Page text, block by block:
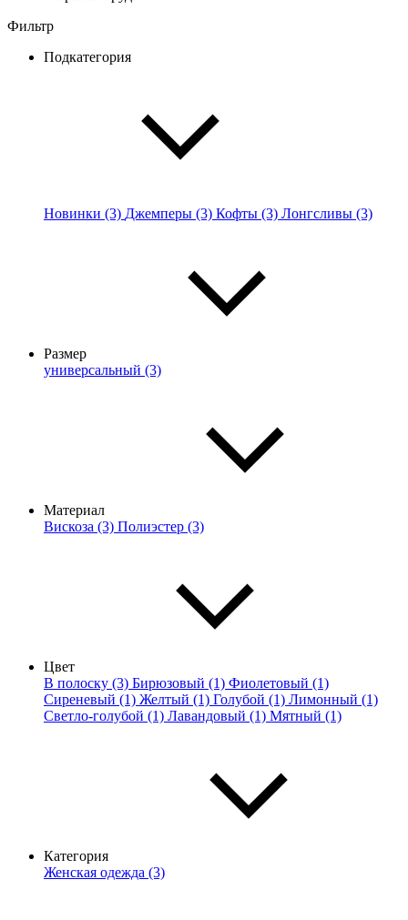
Фильтр
Подкатегория
Новинки (3) Джемперы (3) Кофты (3) Лонгсливы (3)
Размер
универсальный (3)
Материал
Вискоза (3) Полиэстер (3)
Цвет
В полоску (3) Бирюзовый (1) Фиолетовый (1)
Сиреневый (1) Желтый (1) Голубой (1) Лимонный (1)
Светло-голубой (1) Лавандовый (1) Мятный (1)
Категория
Женская одежда (3)